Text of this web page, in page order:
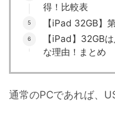
得！比較表
【iPad 32GB】
【iPad】32GB
な理由！まとめ
通常のPCであれば、